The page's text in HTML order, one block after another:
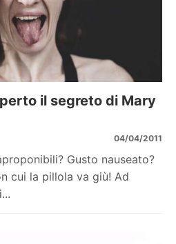
il segreto di Mary
04/04/2011
Gusto nauseato?
cui la pillola va giù! Ad